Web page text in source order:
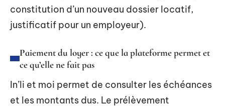
constitution d’un nouveau dossier locatif,
justificatif pour un employeur).
Paiement du loyer : ce que la plateforme permet et
ce qu’elle ne fait pas
In’li et moi permet de consulter les échéances
et les montants dus. Le prélèvement